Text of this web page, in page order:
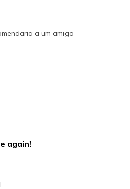
are for Wearing
a um amigo
again!